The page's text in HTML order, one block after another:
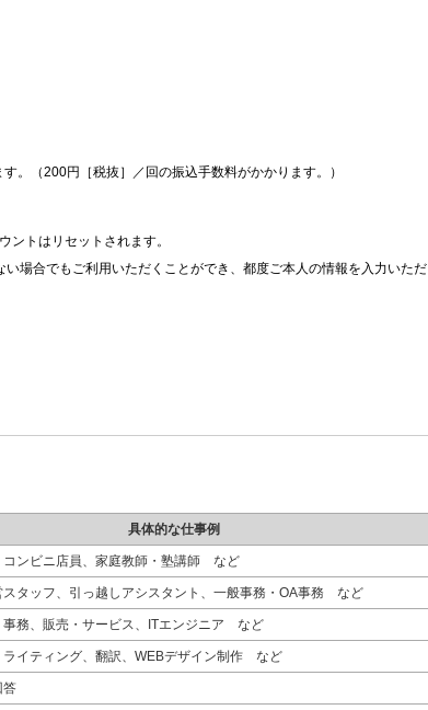
。（200円［税抜］／回の振込手数料がかかります。）
ントはリセットされます。
場合でもご利用いただくことができ、都度ご本人の情報を入力いただ
具体的な仕事例
コンビニ店員、家庭教師・塾講師 など
スタッフ、引っ越しアシスタント、一般事務・OA事務 など
事務、販売・サービス、ITエンジニア など
ライティング、翻訳、WEBデザイン制作 など
答